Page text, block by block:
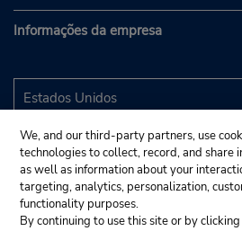
Informações da empresa
We, and our third-party partners, use
technologies to collect, record, and share
as well as information about your
targeting, analytics, personalization,
functionality purposes.
By continuing to use this site or by